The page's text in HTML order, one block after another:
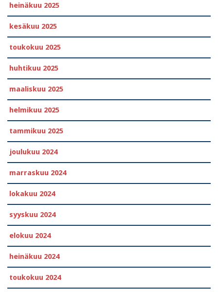
heinäkuu 2025
kesäkuu 2025
toukokuu 2025
huhtikuu 2025
maaliskuu 2025
helmikuu 2025
tammikuu 2025
joulukuu 2024
marraskuu 2024
lokakuu 2024
syyskuu 2024
elokuu 2024
heinäkuu 2024
toukokuu 2024